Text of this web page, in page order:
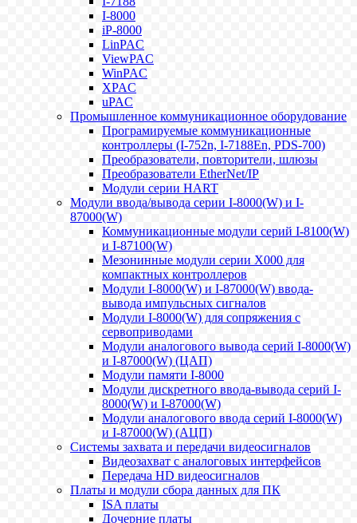
I-8000
iP-8000
LinPAC
ViewPAC
WinPAC
XPAC
uPAC
Промышленное коммуникационное оборудование
Програмируемые коммуникационные
контроллеры (I-752n, I-7188En, PDS-700)
Преобразователи, повторители, шлюзы
Преобразователи EtherNet/IP
Модули серии HART
Модули ввода/вывода серии I-8000(W) и I-
87000(W)
Коммуникационные модули серий I-8100(W)
и I-87100(W)
Мезонинные модули серии X000 для
компактных контроллеров
Модули I-8000(W) и I-87000(W) ввода-
вывода импульсных сигналов
Модули I-8000(W) для сопряжения с
сервоприводами
Модули аналогового вывода серий I-8000(W)
и I-87000(W) (ЦАП)
Модули памяти I-8000
Модули дискретного ввода-вывода серий I-
8000(W) и I-87000(W)
Модули аналогового ввода серий I-8000(W)
и I-87000(W) (АЦП)
Системы захвата и передачи видеосигналов
Видеозахват с аналоговых интерфейсов
Передача HD видеосигналов
Платы и модули сбора данных для ПК
ISA платы
Дочерние платы